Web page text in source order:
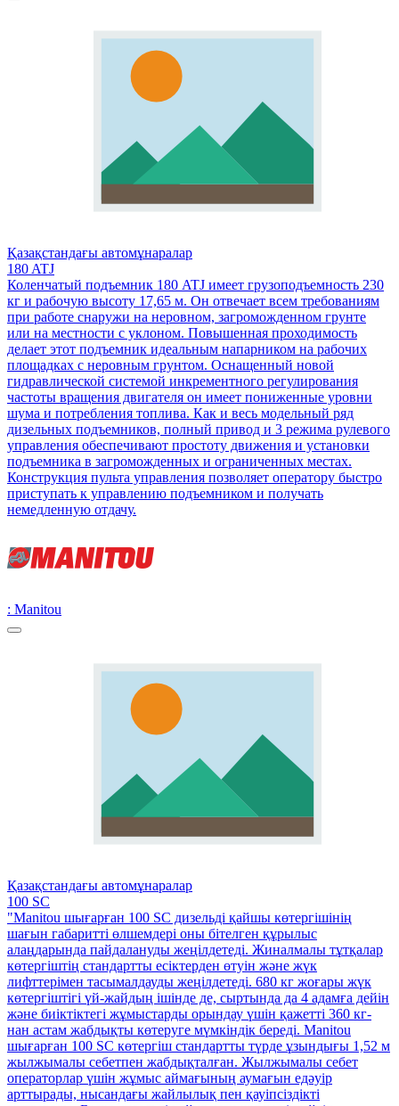
Қазақстандағы автомұнаралар
180 ATJ
Коленчатый подъемник 180 ATJ имеет грузоподъемность 230
кг и рабочую высоту 17,65 м. Он отвечает всем требованиям
при работе снаружи на неровном, загроможденном грунте
или на местности с уклоном. Повышенная проходимость
делает этот подъемник идеальным напарником на рабочих
площадках с неровным грунтом. Оснащенный новой
гидравлической системой инкрементного регулирования
частоты вращения двигателя он имеет пониженные уровни
шума и потребления топлива. Как и весь модельный ряд
дизельных подъемников, полный привод и 3 режима рулевого
управления обеспечивают простоту движения и установки
подъемника в загроможденных и ограниченных местах.
Конструкция пульта управления позволяет оператору быстро
приступать к управлению подъемником и получать
немедленную отдачу.
: Manitou
Қазақстандағы автомұнаралар
100 SC
"Manitou шығарған 100 SC дизельді қайшы көтергішінің
шағын габаритті өлшемдері оны бітелген құрылыс
алаңдарында пайдалануды жеңілдетеді. Жиналмалы тұтқалар
көтергіштің стандартты есіктерден өтуін және жүк
лифттерімен тасымалдауды жеңілдетеді. 680 кг жоғары жүк
көтергіштігі үй-жайдың ішінде де, сыртында да 4 адамға дейін
және биіктіктегі жұмыстарды орындау үшін қажетті 360 кг-
нан астам жабдықты көтеруге мүмкіндік береді. Manitou
шығарған 100 SC көтергіш стандартты түрде ұзындығы 1,52 м
жылжымалы себетпен жабдықталған. Жылжымалы себет
операторлар үшін жұмыс аймағының аумағын едәуір
арттырады, нысандағы жайлылық пен қауіпсіздікті